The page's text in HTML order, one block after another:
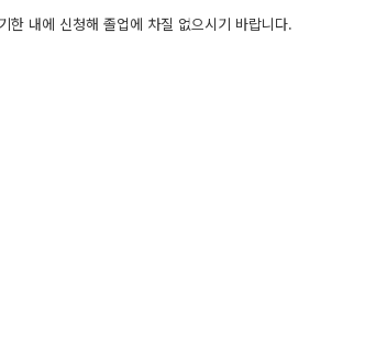
한 내에 신청해 졸업에 차질 없으시기 바랍니다.